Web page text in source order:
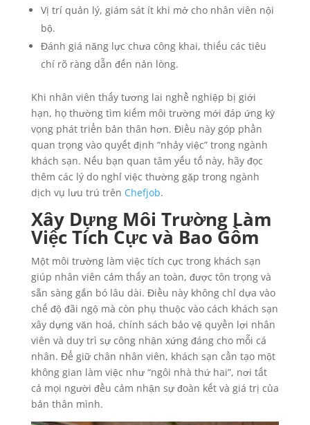
Vị trí quản lý, giám sát ít khi mở cho nhân viên nội
bộ.
Đánh giá năng lực chưa công khai, thiếu các tiêu
chí rõ ràng dẫn đến nản lòng.
Khi nhân viên thấy tương lai nghề nghiệp bị giới
hạn, họ thường tìm kiếm môi trường mới đáp ứng kỳ
vọng phát triển bản thân hơn. Điều này góp phần
quan trọng vào quyết định “nhảy việc” trong ngành
khách sạn. Nếu bạn quan tâm yếu tố này, hãy đọc
thêm các lý do nghỉ việc thường gặp trong ngành
dịch vụ lưu trú trên Chefjob.
Xây Dựng Môi Trường Làm
Việc Tích Cực và Bao Gồm
Một môi trường làm việc tích cực trong khách sạn
giúp nhân viên cảm thấy an toàn, được tôn trọng và
sẵn sàng gắn bó lâu dài. Điều này không chỉ dựa vào
chế độ đãi ngộ mà còn phụ thuộc vào cách khách sạn
xây dựng văn hoá, chính sách bảo vệ quyền lợi nhân
viên và duy trì sự công nhận xứng đáng cho mỗi cá
nhân. Để giữ chân nhân viên, khách sạn cần tạo một
không gian làm việc như “ngôi nhà thứ hai”, nơi tất
cả mọi người đều cảm nhận sự đoàn kết và giá trị của
bản thân mình.